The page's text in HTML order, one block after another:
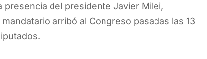
del presidente Javier Milei,
arribó al Congreso pasadas las 13